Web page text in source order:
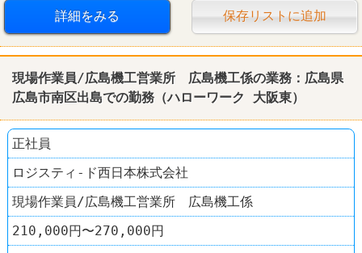
詳細をみる 保存リストに追加
現場作業員/広島機工営業所 広島機工係の業務：広島県
広島市南区出島での勤務（ハローワーク 大阪東）
正社員
ロジスティ-ド西日本株式会社
現場作業員/広島機工営業所 広島機工係
210,000円〜270,000円